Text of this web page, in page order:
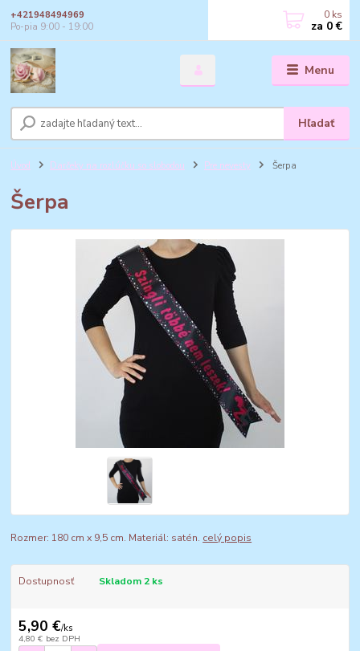
Menu
Hľadať
+421948494969
Po-pia 9:00 - 19:00
0 ks
za 0 €
Úvod Darčeky na rozlúčku so slobodou Pre nevesty Šerpa
Šerpa
Rozmer: 180 cm x 9,5 cm. Materiál: satén. celý popis
Dostupnosť Skladom 2 ks
5,90 €/ks
4,80 € bez DPH